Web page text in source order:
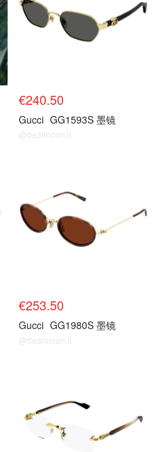
€240.50
Gucci GG1593S 墨镜
@dealmoon.it
€253.50
Gucci GG1980S 墨镜
@dealmoon.it